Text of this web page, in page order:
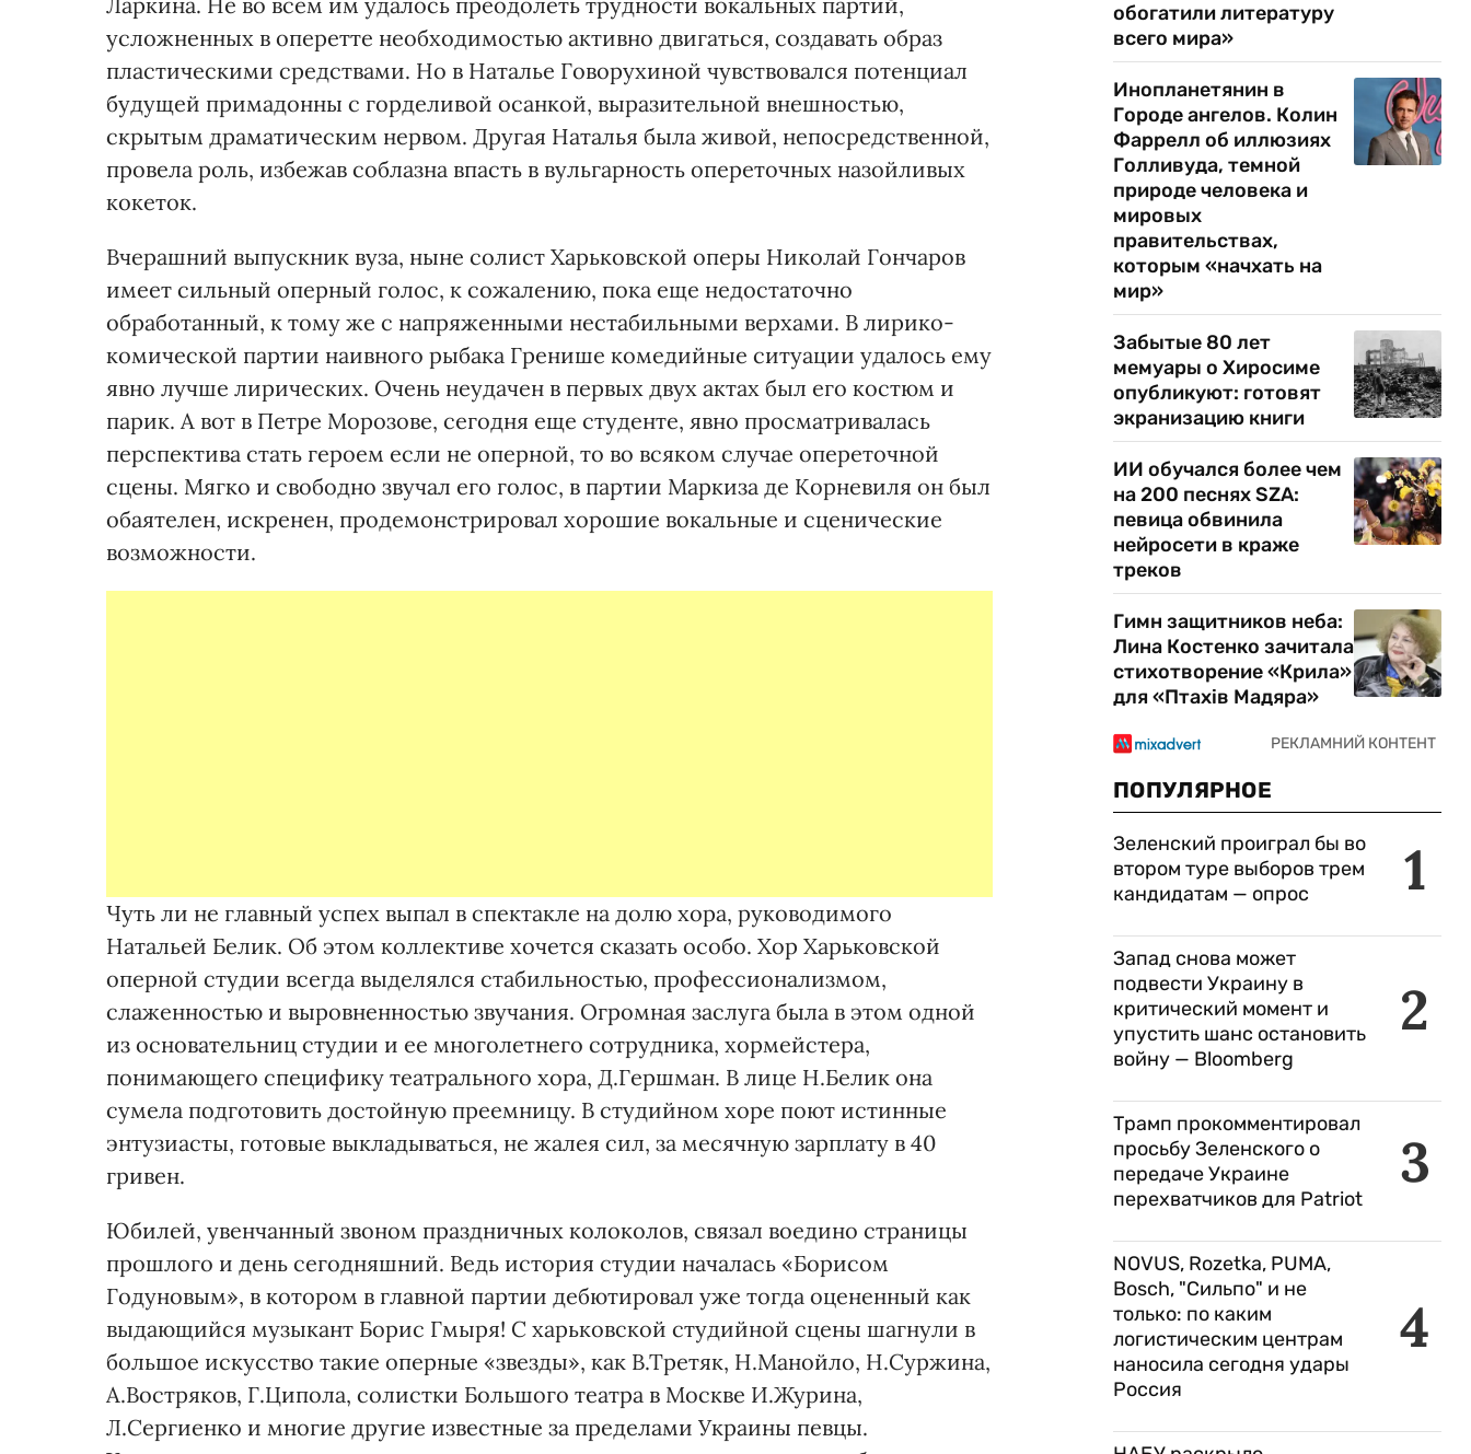
усложненных в оперетте необходимостью активно двигаться, создавать образ
пластическими средствами. Но в Наталье Говорухиной чувствовался потенциал
будущей примадонны с горделивой осанкой, выразительной внешностью,
скрытым драматическим нервом. Другая Наталья была живой, непосредственной,
провела роль, избежав соблазна впасть в вульгарность опереточных назойливых
кокеток.
Вчерашний выпускник вуза, ныне солист Харьковской оперы Николай Гончаров
имеет сильный оперный голос, к сожалению, пока еще недостаточно
обработанный, к тому же с напряженными нестабильными верхами. В лирико-
комической партии наивного рыбака Гренише комедийные ситуации удалось ему
явно лучше лирических. Очень неудачен в первых двух актах был его костюм и
парик. А вот в Петре Морозове, сегодня еще студенте, явно просматривалась
перспектива стать героем если не оперной, то во всяком случае опереточной
сцены. Мягко и свободно звучал его голос, в партии Маркиза де Корневиля он был
обаятелен, искренен, продемонстрировал хорошие вокальные и сценические
возможности.
Чуть ли не главный успех выпал в спектакле на долю хора, руководимого
Натальей Белик. Об этом коллективе хочется сказать особо. Хор Харьковской
оперной студии всегда выделялся стабильностью, профессионализмом,
слаженностью и выровненностью звучания. Огромная заслуга была в этом одной
из основательниц студии и ее многолетнего сотрудника, хормейстера,
понимающего специфику театрального хора, Д.Гершман. В лице Н.Белик она
сумела подготовить достойную преемницу. В студийном хоре поют истинные
энтузиасты, готовые выкладываться, не жалея сил, за месячную зарплату в 40
гривен.
Юбилей, увенчанный звоном праздничных колоколов, связал воедино страницы
прошлого и день сегодняшний. Ведь история студии началась «Борисом
Годуновым», в котором в главной партии дебютировал уже тогда оцененный как
выдающийся музыкант Борис Гмыря! С харьковской студийной сцены шагнули в
большое искусство такие оперные «звезды», как В.Третяк, Н.Манойло, Н.Суржина,
А.Востряков, Г.Ципола, солистки Большого театра в Москве И.Журина,
Л.Сергиенко и многие другие известные за пределами Украины певцы.
обогатили литературу
всего мира»
Инопланетянин в
Городе ангелов. Колин
Фаррелл об иллюзиях
Голливуда, темной
природе человека и
мировых
правительствах,
которым «начхать на
мир»
Забытые 80 лет
мемуары о Хиросиме
опубликуют: готовят
экранизацию книги
ИИ обучался более чем
на 200 песнях SZA:
певица обвинила
нейросети в краже
треков
Гимн защитников неба:
Лина Костенко зачитала
стихотворение «Крила»
для «Птахів Мадяра»
ПОПУЛЯРНОЕ
1
Зеленский проиграл бы во
втором туре выборов трем
кандидатам — опрос
2
Запад снова может
подвести Украину в
критический момент и
упустить шанс остановить
войну — Bloomberg
3
Трамп прокомментировал
просьбу Зеленского о
передаче Украине
перехватчиков для Patriot
4
NOVUS, Rozetka, PUMA,
Bosch, "Сильпо" и не
только: по каким
логистическим центрам
наносила сегодня удары
Россия